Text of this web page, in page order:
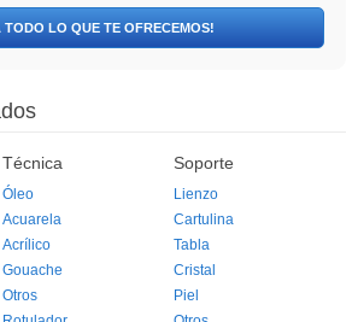
TODO LO QUE TE OFRECEMOS!
Técnica
Óleo
Acuarela
Acrílico
Gouache
Otros
Soporte
Lienzo
Cartulina
Tabla
Cristal
Piel